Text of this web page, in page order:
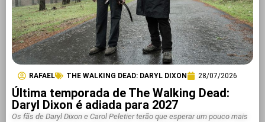
RAFAEL THE WALKING DEAD: DARYL DIXON 28/07/2026
Última temporada de The Walking Dead:
Daryl Dixon é adiada para 2027
Os fãs de Daryl Dixon e Carol Peletier terão que esperar um pouco mais